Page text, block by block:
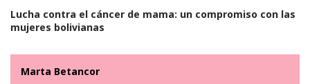
Lucha contra el cáncer de mama: un compromiso con las
mujeres bolivianas
Marta Betancor